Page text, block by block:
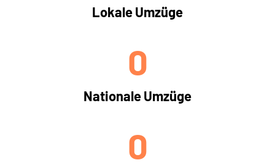
Lokale Umzüge
Nationale Umzüge
0
0